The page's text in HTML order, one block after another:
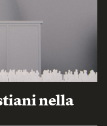
nella